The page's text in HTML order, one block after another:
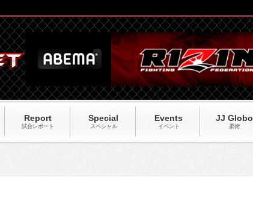
Report
試合レポート
Special
スペシャル
Events
イベント
JJ Globo
柔術